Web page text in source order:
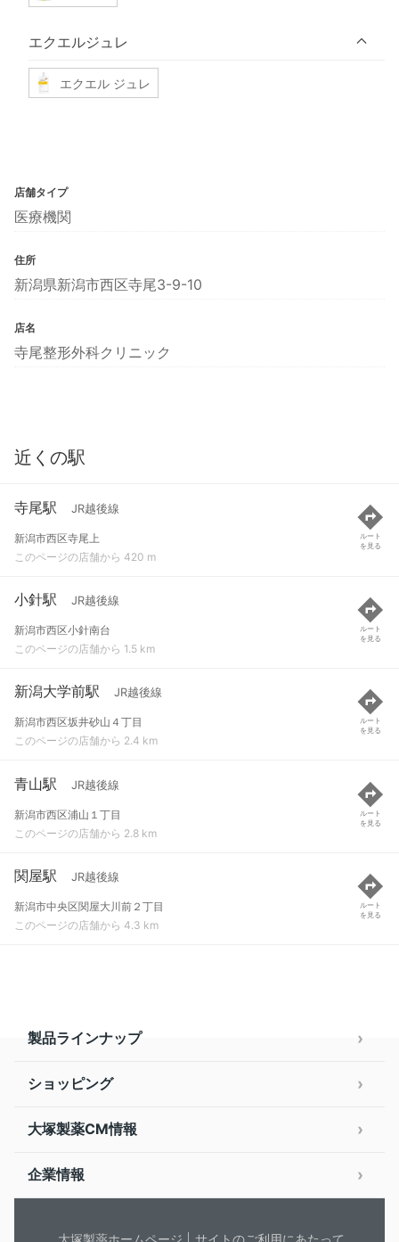
エクエルジュレ
エクエル ジュレ
店舗タイプ
医療機関
住所
新潟県新潟市西区寺尾3-9-10
店名
寺尾整形外科クリニック
近くの駅
寺尾駅 JR越後線
新潟市西区寺尾上
このページの店舗から 420 m
ルート
を見る
小針駅 JR越後線
新潟市西区小針南台
このページの店舗から 1.5 km
ルート
を見る
新潟大学前駅 JR越後線
新潟市西区坂井砂山４丁目
このページの店舗から 2.4 km
ルート
を見る
青山駅 JR越後線
新潟市西区浦山１丁目
このページの店舗から 2.8 km
ルート
を見る
関屋駅 JR越後線
新潟市中央区関屋大川前２丁目
このページの店舗から 4.3 km
ルート
を見る
製品ラインナップ
ショッピング
大塚製薬CM情報
企業情報